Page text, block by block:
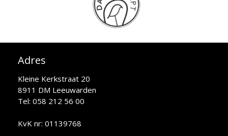
Adres
Kleine Kerkstraat 20
8911 DM Leeuwarden
Tel: 058 212 56 00
KvK nr: 01139768